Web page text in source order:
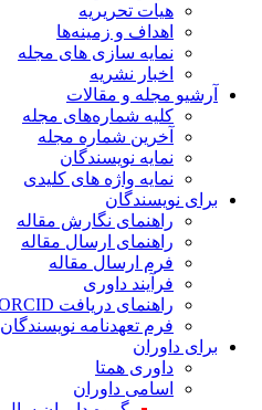
هیات تحریریه
اهداف و زمینه‌ها
نمایه سازی های مجله
اخبار نشریه
آرشیو مجله و مقالات
کلیه شماره‌های مجله
آخرین شماره مجله
نمایه نویسندگان
نمایه واژه های کلیدی
برای نویسندگان
راهنمای نگارش مقاله
راهنمای ارسال مقاله
فرم ارسال مقاله
فرآیند داوری
راهنمای دریافت ORCID
فرم تعهدنامه نویسندگان
برای داوران
داوری همتا
اسامی داوران